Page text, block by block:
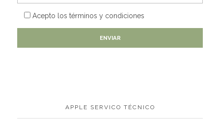
Acepto los términos y condiciones
APPLE SERVICO TÉCNICO